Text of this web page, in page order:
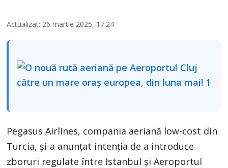
Actualizat: 26 martie 2025, 17:24
Pegasus Airlines, compania aeriană low-cost din
Turcia, și-a anunțat intenția de a introduce
zboruri regulate între Istanbul și Aeroportul